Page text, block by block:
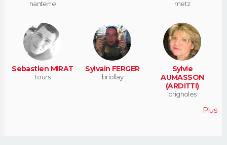
nanterre metz
Sebastien MIRAT
tours
Sylvain FERGER
briollay
Sylvie
AUMASSON
(ARDITTI)
brignoles
Plus